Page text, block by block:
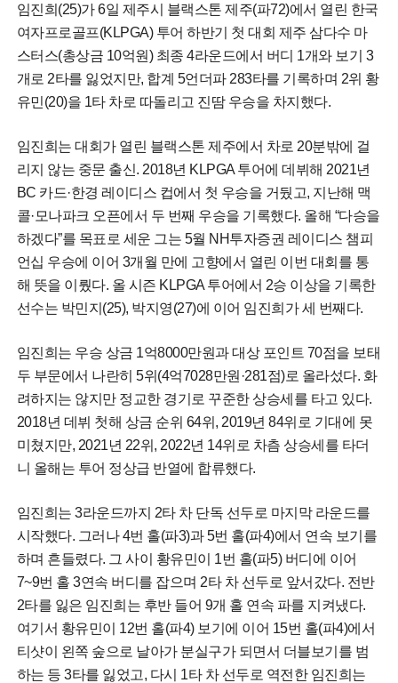
임진희(25)가 6일 제주시 블랙스톤 제주(파72)에서 열린 한국
여자프로골프(KLPGA) 투어 하반기 첫 대회 제주 삼다수 마
스터스(총상금 10억원) 최종 4라운드에서 버디 1개와 보기 3
개로 2타를 잃었지만, 합계 5언더파 283타를 기록하며 2위 황
유민(20)을 1타 차로 따돌리고 진땀 우승을 차지했다.
임진희는 대회가 열린 블랙스톤 제주에서 차로 20분밖에 걸
리지 않는 중문 출신. 2018년 KLPGA 투어에 데뷔해 2021년
BC 카드·한경 레이디스 컵에서 첫 우승을 거뒀고, 지난해 맥
콜·모나파크 오픈에서 두 번째 우승을 기록했다. 올해 “다승을
하겠다”를 목표로 세운 그는 5월 NH투자증권 레이디스 챔피
언십 우승에 이어 3개월 만에 고향에서 열린 이번 대회를 통
해 뜻을 이뤘다. 올 시즌 KLPGA 투어에서 2승 이상을 기록한
선수는 박민지(25), 박지영(27)에 이어 임진희가 세 번째다.
임진희는 우승 상금 1억8000만원과 대상 포인트 70점을 보태
두 부문에서 나란히 5위(4억7028만원·281점)로 올라섰다. 화
려하지는 않지만 정교한 경기로 꾸준한 상승세를 타고 있다.
2018년 데뷔 첫해 상금 순위 64위, 2019년 84위로 기대에 못
미쳤지만, 2021년 22위, 2022년 14위로 차츰 상승세를 타더
니 올해는 투어 정상급 반열에 합류했다.
임진희는 3라운드까지 2타 차 단독 선두로 마지막 라운드를
시작했다. 그러나 4번 홀(파3)과 5번 홀(파4)에서 연속 보기를
하며 흔들렸다. 그 사이 황유민이 1번 홀(파5) 버디에 이어
7~9번 홀 3연속 버디를 잡으며 2타 차 선두로 앞서갔다. 전반
2타를 잃은 임진희는 후반 들어 9개 홀 연속 파를 지켜냈다.
여기서 황유민이 12번 홀(파4) 보기에 이어 15번 홀(파4)에서
티샷이 왼쪽 숲으로 날아가 분실구가 되면서 더블보기를 범
하는 등 3타를 잃었고, 다시 1타 차 선두로 역전한 임진희는